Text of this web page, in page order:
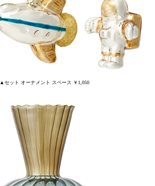
▲セット オーナメント スペース ￥1,050